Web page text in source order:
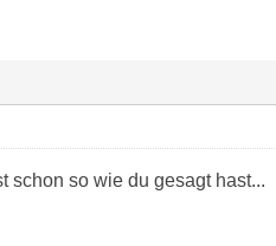
schon so wie du gesagt hast...